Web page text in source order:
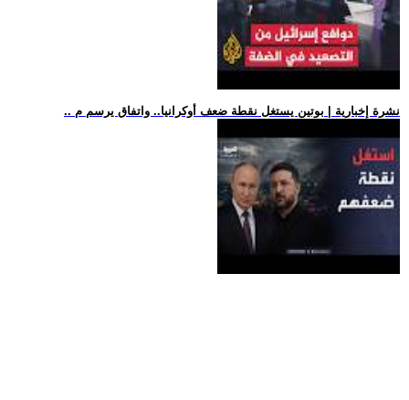
.. نشرة إخبارية | بوتين يستغل نقطة ضعف أوكرانيا.. واتفاق يرسم م